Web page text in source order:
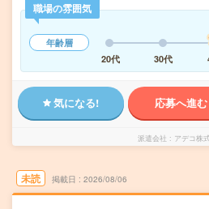
職場の雰囲気
年齢層
20代
30代
気になる! 応募へ進む
派遣会社 アデコ株
未読 掲載日 2026/08/06